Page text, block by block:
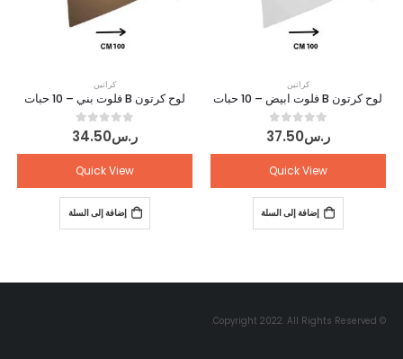
كراتين
لوح كرتون B فلوت ابيض – 10 حبات
ر.س37.50
Quick View
إضافة إلى السلة
كراتين
لوح كرتون B فلوت بني – 10 حبات
ر.س34.50
Quick View
إضافة إلى السلة
© Copyright 2022. All Rights Reserved.